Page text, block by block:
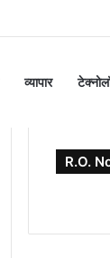
व्यापार
R.O.